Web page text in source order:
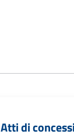
Atti di